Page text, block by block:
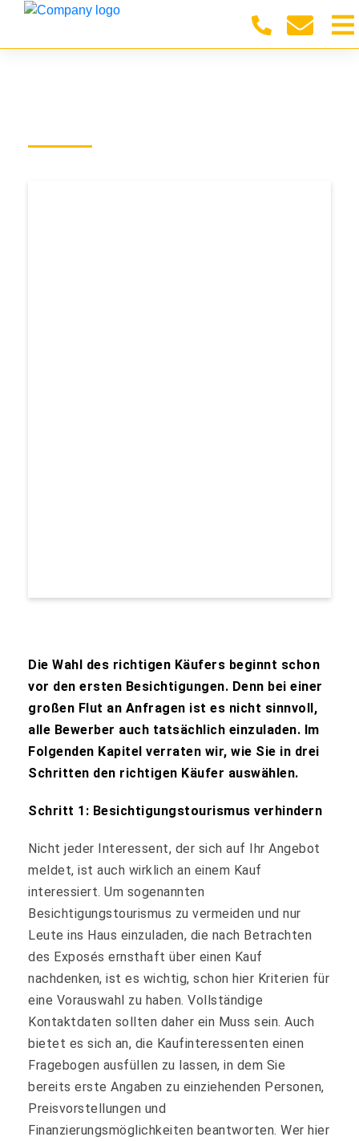
Die Wahl des richtigen Käufers beginnt schon
vor den ersten Besichtigungen. Denn bei einer
großen Flut an Anfragen ist es nicht sinnvoll,
alle Bewerber auch tatsächlich einzuladen. Im
Folgenden Kapitel verraten wir, wie Sie in drei
Schritten den richtigen Käufer auswählen.
Schritt 1: Besichtigungstourismus verhindern
Nicht jeder Interessent, der sich auf Ihr Angebot
meldet, ist auch wirklich an einem Kauf
interessiert. Um sogenannten
Besichtigungstourismus zu vermeiden und nur
Leute ins Haus einzuladen, die nach Betrachten
des Exposés ernsthaft über einen Kauf
nachdenken, ist es wichtig, schon hier Kriterien für
eine Vorauswahl zu haben. Vollständige
Kontaktdaten sollten daher ein Muss sein. Auch
bietet es sich an, die Kaufinteressenten einen
Fragebogen ausfüllen zu lassen, in dem Sie
bereits erste Angaben zu einziehenden Personen,
Preisvorstellungen und
Finanzierungsmöglichkeiten beantworten. Wer hier